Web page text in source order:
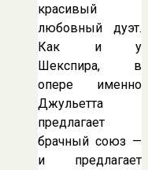
красивый
любовный дуэт.
Как и у
Шекспира, в
опере именно
Джульетта
предлагает
брачный союз —
и предлагает